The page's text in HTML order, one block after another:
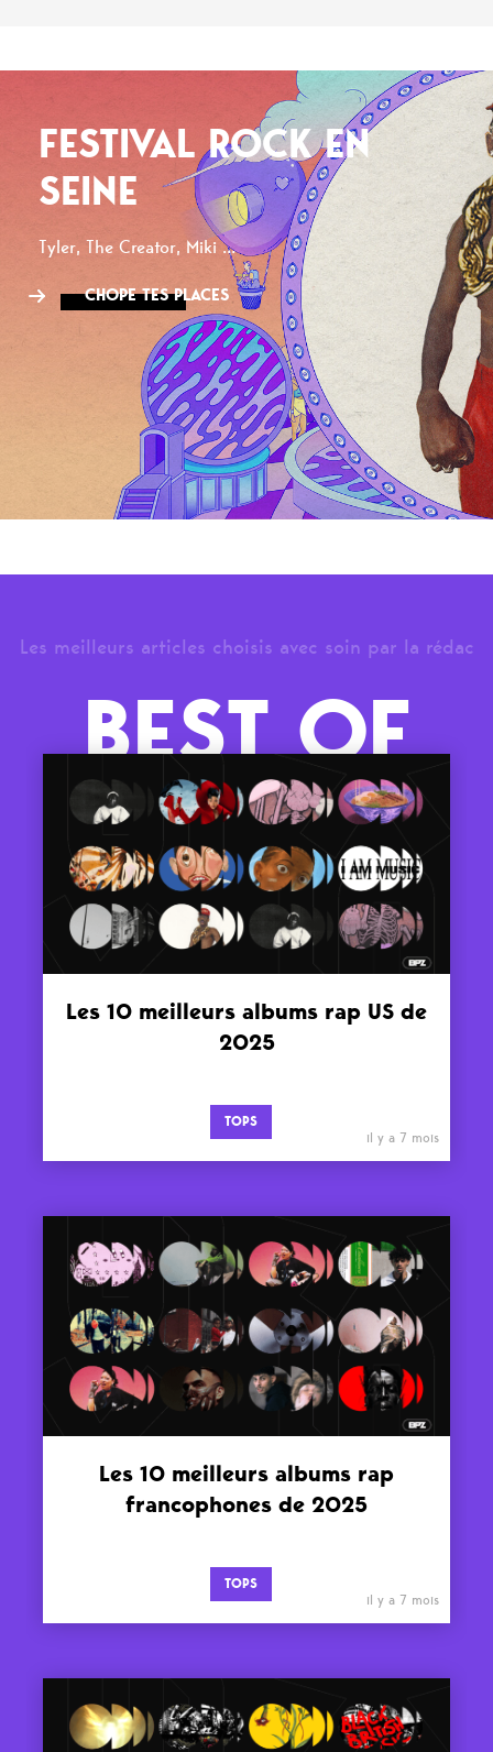
FESTIVAL ROCK EN
SEINE
Tyler, The Creator, Miki ...
CHOPE TES PLACES
Les meilleurs articles choisis avec soin par la rédac
BEST OF
Les 10 meilleurs albums rap US de
2025
TOPS
il y a 7 mois
Les 10 meilleurs albums rap
francophones de 2025
TOPS
il y a 7 mois